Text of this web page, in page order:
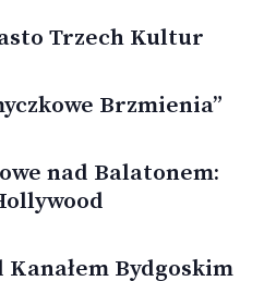
Trzech Kultur
Brzmienia”
nad Balatonem:
Bydgoskim